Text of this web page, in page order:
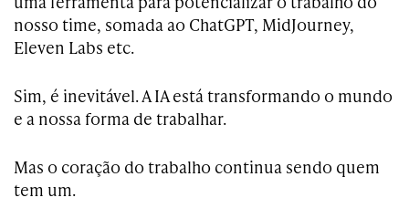
nosso time, somada ao ChatGPT, MidJourney,
Eleven Labs etc.
Sim, é inevitável. A IA está transformando o mundo
e a nossa forma de trabalhar.
Mas o coração do trabalho continua sendo quem
tem um.